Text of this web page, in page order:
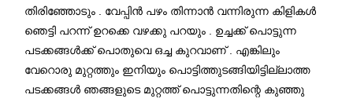
തിരിഞ്ഞോടും . വേപ്പിൻ പഴം തിന്നാൻ വന്നിരുന്ന കിളികൾ
ഞെട്ടി പറന്ന് ഉറക്കെ വഴക്കു പറയും . ഉച്ചക്ക് പൊട്ടുന്ന
പടക്കങ്ങൾക്ക് പൊതുവെ ഒച്ച കുറവാണ് . എങ്കിലും
വേറൊരു മുറ്റത്തും ഇനിയും പൊട്ടിത്തുടങ്ങിയിട്ടില്ലാത്ത
പടക്കങ്ങൾ ഞങ്ങളുടെ മുറ്റത്ത് പൊട്ടുന്നതിന്റെ കുഞ്ഞു